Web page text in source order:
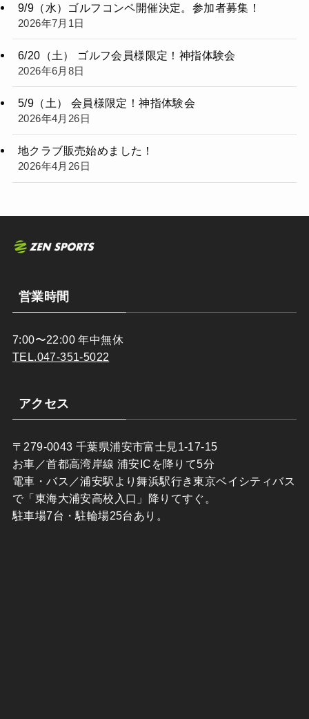
9/9（水）ゴルフコンペ開催決定。参加者募集！
2026年7月1日
6/20（土） ゴルフ会員様限定！神指体験会
2026年6月8日
5/9（土） 会員様限定！神指体験会
2026年4月26日
地クラブ販売始めました！
2026年4月26日
営業時間
7:00〜22:00 年中無休
TEL.047-351-5022
アクセス
〒279-0043 千葉県浦安市富士見1-17-15
お車／首都高湾岸線 浦安ICを降りて5分
電車・バス／浦安駅より舞浜駅行き東京ベイシティバス
で「東海大浦安高校入口」降りてすぐ。
駐車場7台・駐輪場25台あり。